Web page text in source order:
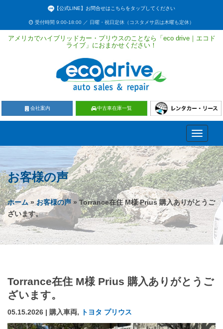
【公式LINE】お問合せはこちらをタップしてください
受付時間 9:00-18:00 ／ 日曜・祝日定休（コスタメサ店は木曜も定休）
アメリカでハイブリッドカー・プリウスのことなら「eco drive｜エコド
ライブ」におまかせください！
会社案内 中古車在庫一覧
Toggle
お客様の声
ホーム»お客様の声 » Torrance在住 M様 Prius 購入ありがとうご
ざいます。
Torrance在住 M様 Prius 購入ありがとうご
ざいます。
05.15.2026 | 購入車両, トヨタ プリウス